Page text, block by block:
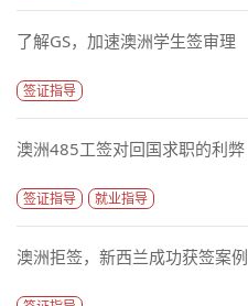
了解GS，加速澳洲学生签审理
签证指导
澳洲485工签对回国求职的利弊
签证指导 就业指导
澳洲拒签，新西兰成功获签案例